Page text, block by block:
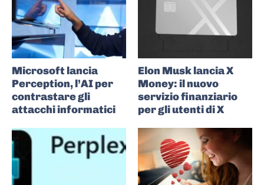
Microsoft lancia
Perception, l’AI per
contrastare gli
attacchi informatici
Elon Musk lancia X
Money: il nuovo
servizio finanziario
per gli utenti di X